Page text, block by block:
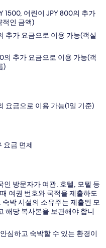
1500, 어린이 JPY 800의 추가
적인 금액)
추가 요금으로 이용 가능(객실
의 추가 요금으로 이용 가능(객
)
요금으로 이용 가능(1일 기준)
요금 면제
인 방문자가 여관, 호텔, 모텔 등
여권 번호와 국적을 제출하도
박 시설의 소유주는 제출된 모
해당 복사본을 보관해야 합니
심하고 숙박할 수 있는 환경이